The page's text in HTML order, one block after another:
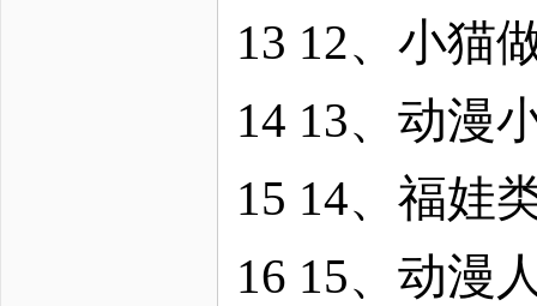
13 12、小猫
14 13、动漫
15 14、福娃
16 15、动漫